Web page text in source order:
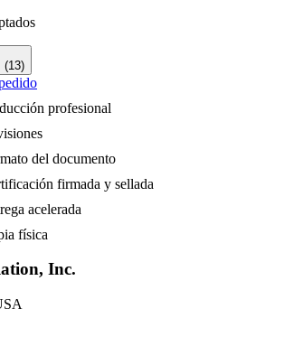
(13)
profesional
del documento
firmada y sellada
acelerada
física
Inc.